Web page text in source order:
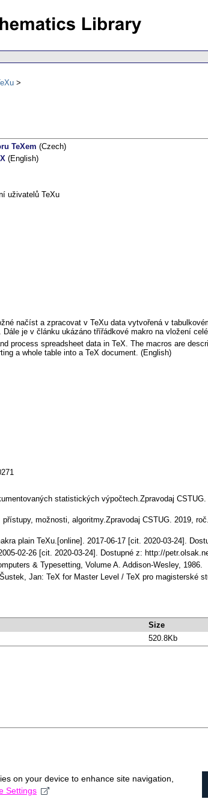
TeXem (Czech)
(English)
uživatelů TeXu
načíst a zpracovat v TeXu data vytvořená v
Dále je v článku ukázáno třířádkové makro na vložení
process spreadsheet data in TeX. The macros are
a whole table into a TeX document. (English)
statistických výpočtech.Zpravodaj
možnosti, algoritmy.Zpravodaj CSTUG. 2019,
plain TeXu.[online]. 2017-06-17 [cit. 2020-03-24].
02-26 [cit. 2020-03-24]. Dostupné z: http://
& Typesetting, Volume A. Addison-Wesley, 1986.
Jan: TeX for Master Level / TeX pro magisterské
Size
520.8Kb
on your device to enhance site navigation,
Settings